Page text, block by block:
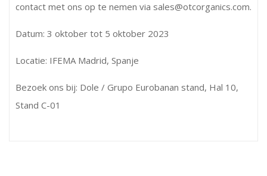
contact met ons op te nemen via sales@otcorganics.com.
Datum: 3 oktober tot 5 oktober 2023
Locatie: IFEMA Madrid, Spanje
Bezoek ons bij: Dole / Grupo Eurobanan stand, Hal 10,
Stand C-01